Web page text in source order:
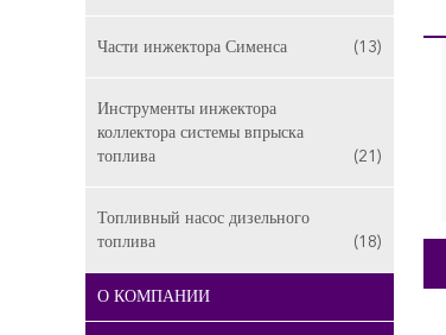
Части инжектора Сименса (13)
Инструменты инжектора
коллектора системы впрыска
топлива
(21)
Топливный насос дизельного
топлива
(18)
О КОМПАНИИ